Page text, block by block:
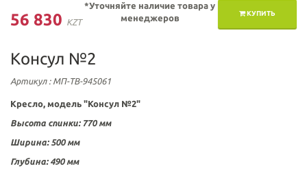
56 830 KZT
КУПИТЬ
*Уточняйте наличие товара у
менеджеров
Консул №2
Артикул: МП-ТВ-945061
Кресло, модель "Консул №2"
Высота спинки: 770 мм
Ширина: 500 мм
Глубина: 490 мм